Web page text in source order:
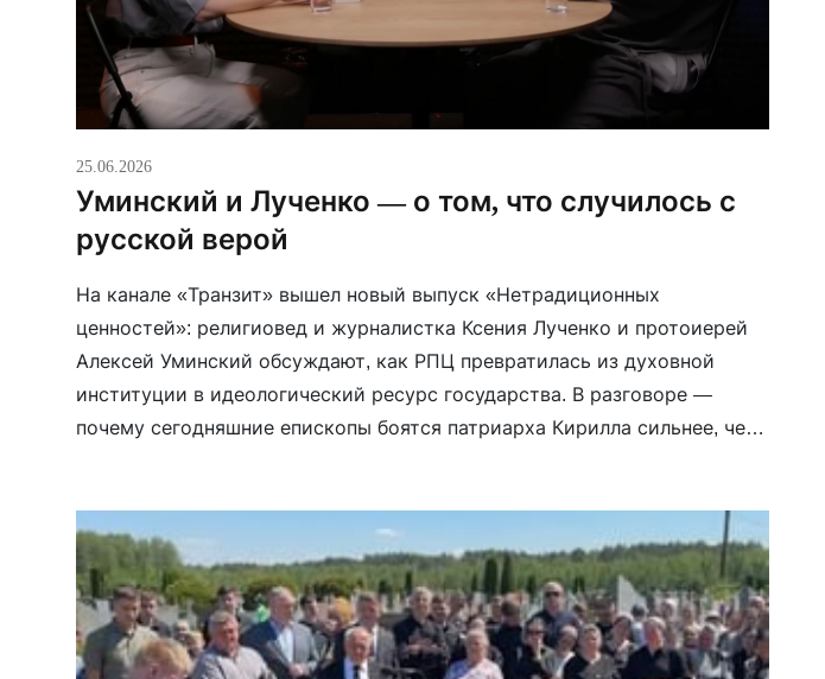
25.06.2026
Уминский и Лученко — о том, что случилось с
русской верой
На канале «Транзит» вышел новый выпуск «Нетрадиционных
ценностей»: религиовед и журналистка Ксения Лученко и протоиерей
Алексей Уминский обсуждают, как РПЦ превратилась из духовной
институции в идеологический ресурс государства. В разговоре —
почему сегодняшние епископы боятся патриарха Кирилла сильнее, чем